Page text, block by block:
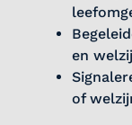
en
of